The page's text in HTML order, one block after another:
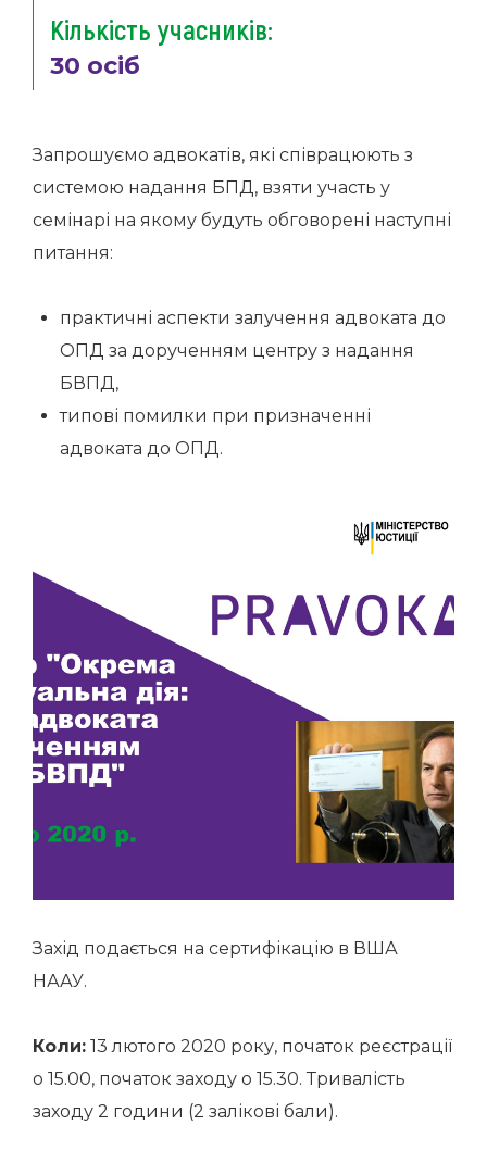
Кількість учасників:
30 осіб
Запрошуємо адвокатів, які співрацюють з
системою надання БПД, взяти участь у
семінарі на якому будуть обговорені наступні
питання:
практичні аспекти залучення адвоката до
ОПД за дорученням центру з надання
БВПД,
типові помилки при призначенні
адвоката до ОПД.
Захід подається на сертифікацію в ВША
НААУ.
Коли: 13 лютого 2020 року, початок реєстрації
о 15.00, початок заходу о 15.30. Тривалість
заходу 2 години (2 залікові бали).